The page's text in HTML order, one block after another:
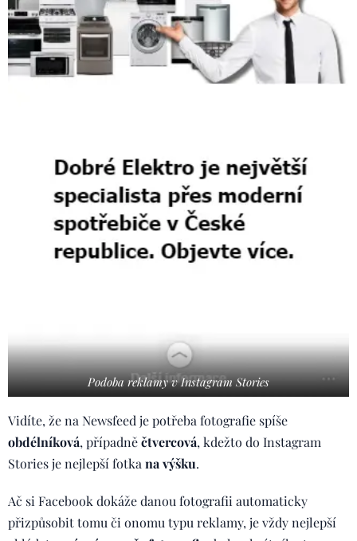
Podoba reklamy v Instagram Stories
Vidíte, že na Newsfeed je potřeba fotografie spíše
obdélníková, případněčtvercová, kdežto do Instagram
Stories je nejlepší fotka na výšku.
Ač si Facebook dokáže danou fotografii automaticky
přizpůsobit tomu či onomu typu reklamy, je vždy nejlepší